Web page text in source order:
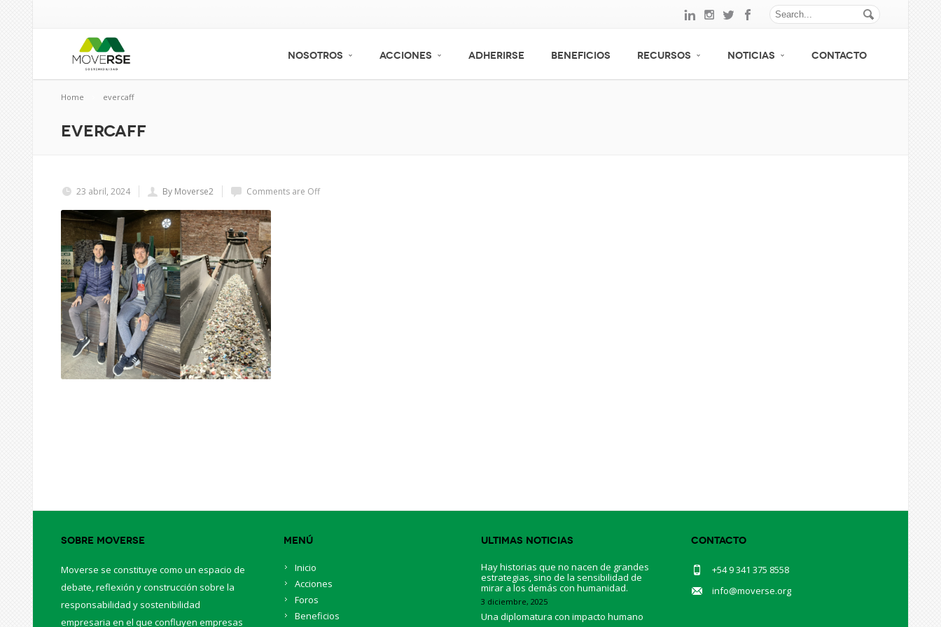
NOSOTROS ACCIONES ADHERIRSE BENEFICIOS RECURSOS NOTICIAS CONTACTO
Home evercaff
evercaff
23 abril, 2024 By Moverse2 Comments are Off
Sobre Moverse
Moverse se constituye como un espacio de
debate, reflexión y construcción sobre la
responsabilidad y sostenibilidad
empresaria en el que confluyen empresas
Menú
Inicio
Acciones
Foros
Beneficios
Ultimas Noticias
Hay historias que no nacen de grandes
estrategias, sino de la sensibilidad de
mirar a los demás con humanidad.
3 diciembre, 2025
Una diplomatura con impacto humano
Contacto
+54 9 341 375 8558
info@moverse.org